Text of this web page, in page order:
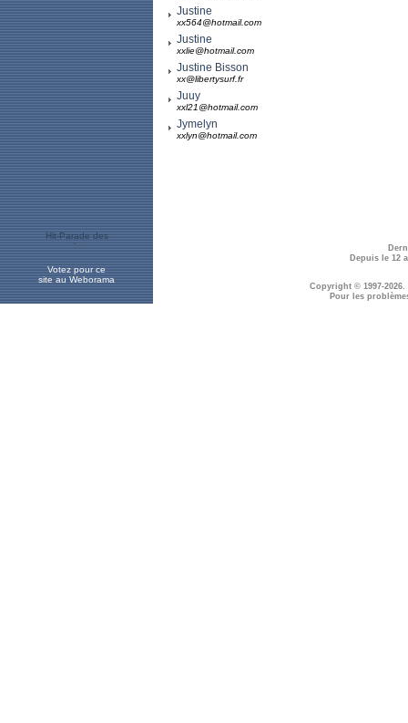
Justine
xx564@hotmail.com
Justine
xxlie@hotmail.com
Justine Bisson
xx@libertysurf.fr
Juuy
xxl21@hotmail.com
Jymelyn
xxlyn@hotmail.com
Votez pour ce
site au Weborama
Depuis le 12
Copyright © 1997-2026.
Pour les